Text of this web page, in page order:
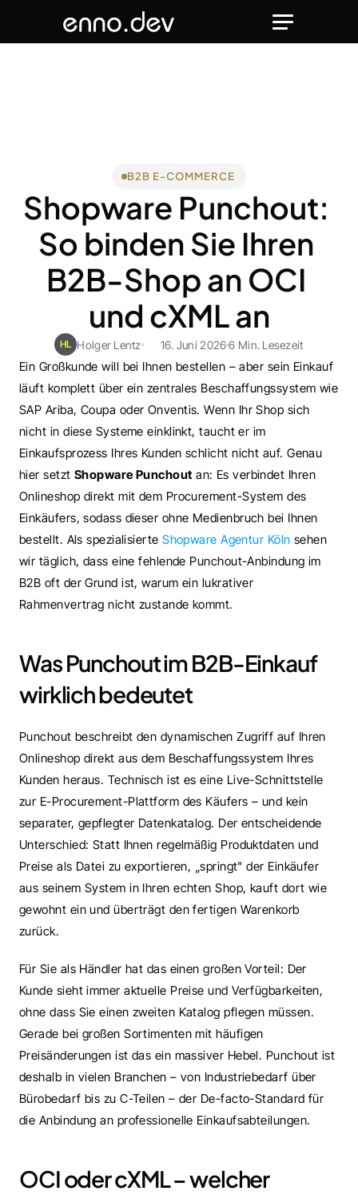
B2B E-COMMERCE
Shopware Punchout:
So binden Sie Ihren
B2B-Shop an OCI
und cXML an
HL Holger Lentz 16. Juni 20266 Min. Lesezeit
Ein Großkunde will bei Ihnen bestellen – aber sein Einkauf
läuft komplett über ein zentrales Beschaffungssystem wie
SAP Ariba, Coupa oder Onventis. Wenn Ihr Shop sich
nicht in diese Systeme einklinkt, taucht er im
Einkaufsprozess Ihres Kunden schlicht nicht auf. Genau
hier setzt Shopware Punchout an: Es verbindet Ihren
Onlineshop direkt mit dem Procurement-System des
Einkäufers, sodass dieser ohne Medienbruch bei Ihnen
bestellt. Als spezialisierte Shopware Agentur Köln sehen
wir täglich, dass eine fehlende Punchout-Anbindung im
B2B oft der Grund ist, warum ein lukrativer
Rahmenvertrag nicht zustande kommt.
Was Punchout im B2B-Einkauf
wirklich bedeutet
Punchout beschreibt den dynamischen Zugriff auf Ihren
Onlineshop direkt aus dem Beschaffungssystem Ihres
Kunden heraus. Technisch ist es eine Live-Schnittstelle
zur E-Procurement-Plattform des Käufers – und kein
separater, gepflegter Datenkatalog. Der entscheidende
Unterschied: Statt Ihnen regelmäßig Produktdaten und
Preise als Datei zu exportieren, „springt" der Einkäufer
aus seinem System in Ihren echten Shop, kauft dort wie
gewohnt ein und überträgt den fertigen Warenkorb
zurück.
Für Sie als Händler hat das einen großen Vorteil: Der
Kunde sieht immer aktuelle Preise und Verfügbarkeiten,
ohne dass Sie einen zweiten Katalog pflegen müssen.
Gerade bei großen Sortimenten mit häufigen
Preisänderungen ist das ein massiver Hebel. Punchout ist
deshalb in vielen Branchen – von Industriebedarf über
Bürobedarf bis zu C-Teilen – der De-facto-Standard für
die Anbindung an professionelle Einkaufsabteilungen.
OCI oder cXML – welcher